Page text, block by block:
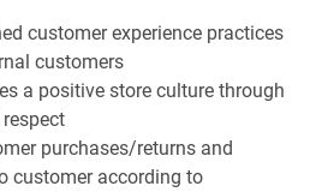
customer experience practices
customers
a positive store culture through
purchases/returns and
customer according to